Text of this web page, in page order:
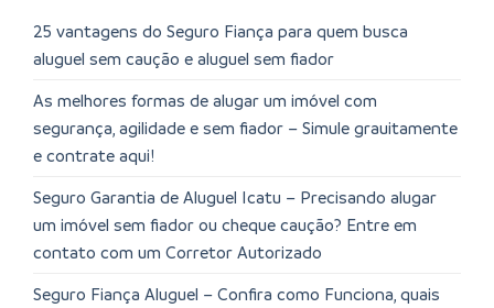
25 vantagens do Seguro Fiança para quem busca
aluguel sem caução e aluguel sem fiador
As melhores formas de alugar um imóvel com
segurança, agilidade e sem fiador – Simule grauitamente
e contrate aqui!
Seguro Garantia de Aluguel Icatu – Precisando alugar
um imóvel sem fiador ou cheque caução? Entre em
contato com um Corretor Autorizado
Seguro Fiança Aluguel – Confira como Funciona, quais